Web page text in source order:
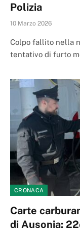
Polizia
10 Marzo 2026
Colpo fallito nella
tentativo di furto
CRONACA
Carte
di Ausonia: